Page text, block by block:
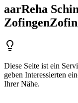
aarReha
Zofingen
Diese Seite ist ein
geben Interessierten
Ihrer Nähe.